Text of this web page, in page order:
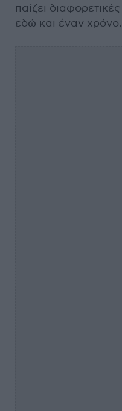
παίζει
εδώ και έναν χρόνο.